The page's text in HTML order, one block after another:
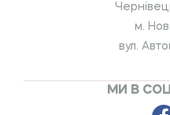
м.
вул.
МИ В